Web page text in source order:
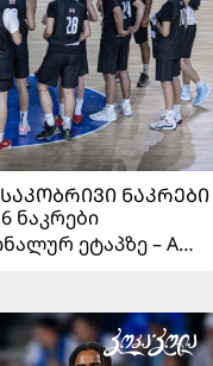
ᲜᲐᲙᲠᲔᲑᲘ
ნაკრები
ეტაპზე – A